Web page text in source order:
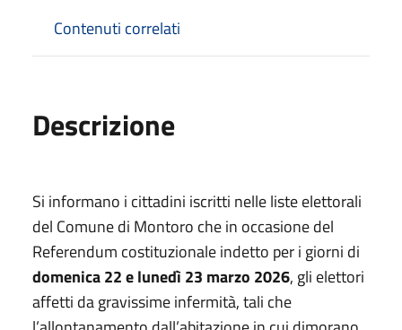
Contenuti correlati
Descrizione
Si informano i cittadini iscritti nelle liste elettorali
del Comune di Montoro che in occasione del
Referendum costituzionale indetto per i giorni di
domenica 22 e lunedì 23 marzo 2026, gli elettori
affetti da gravissime infermità, tali che